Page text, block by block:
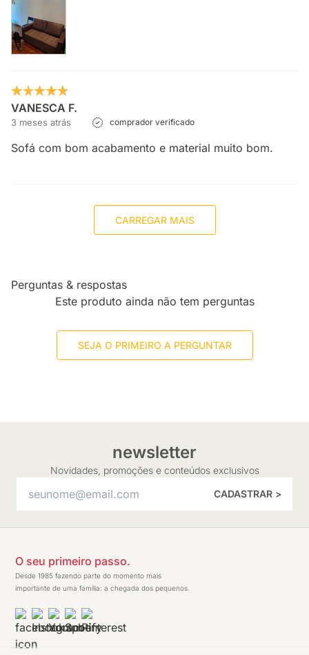
VANESCA F.
3 meses atrás comprador verificado
Sofá com bom acabamento e material muito bom.
CARREGAR MAIS
Perguntas & respostas
Este produto ainda não tem perguntas
SEJA O PRIMEIRO A PERGUNTAR
newsletter
Novidades, promoções e conteúdos exclusivos
CADASTRAR >
O seu primeiro passo.
Desde 1985 fazendo parte do momento mais
importante de uma família: a chegada dos pequenos.